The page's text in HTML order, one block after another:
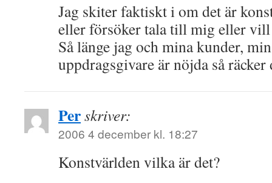
Jag skiter faktiskt i om det är
eller försöker tala till mig eller vill
Så länge jag och mina kunder,
uppdragsgivare är nöjda så räcker
Perskriver:
2006 4 december kl. 18:27
Konstvärlden vilka är det?